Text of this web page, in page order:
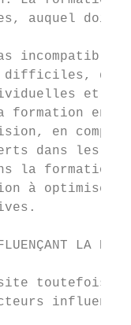
auquel
difficiles,
et
formation en
en
dans les
la
à optimiser
LA
toutefois